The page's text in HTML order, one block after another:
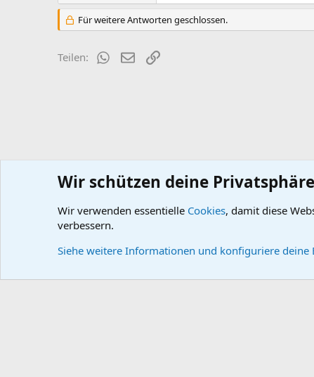
Für weitere Antworten geschlossen.
Teilen: WhatsApp
E-MailLink
Wissensdatenbank DB-Technik DB-Getriebe (23)
Wir schützen deine Privatsphäre
Wir verwenden essentielle Cookies, damit diese
verbessern.
Siehe weitere Informationen und konfiguriere deine